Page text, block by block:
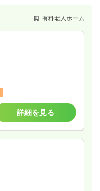
有料老人ホーム
詳細を見る